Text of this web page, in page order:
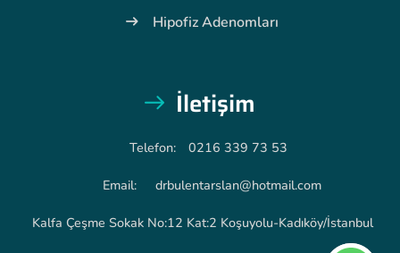
Hipofiz Adenomları
İletişim
Telefon: 0216 339 73 53
Email: drbulentarslan@hotmail.com
Kalfa Çeşme Sokak No:12 Kat:2 Koşuyolu-Kadıköy/İstanbul